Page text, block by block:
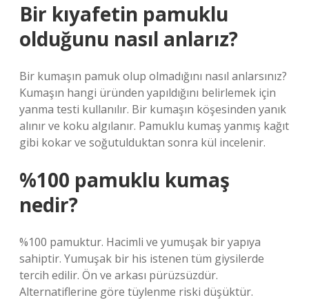
Bir kıyafetin pamuklu
olduğunu nasıl anlarız?
Bir kumaşın pamuk olup olmadığını nasıl anlarsınız?
Kumaşın hangi üründen yapıldığını belirlemek için
yanma testi kullanılır. Bir kumaşın köşesinden yanık
alınır ve koku algılanır. Pamuklu kumaş yanmış kağıt
gibi kokar ve soğutulduktan sonra kül incelenir.
%100 pamuklu kumaş
nedir?
%100 pamuktur. Hacimli ve yumuşak bir yapıya
sahiptir. Yumuşak bir his istenen tüm giysilerde
tercih edilir. Ön ve arkası pürüzsüzdür.
Alternatiflerine göre tüylenme riski düşüktür.